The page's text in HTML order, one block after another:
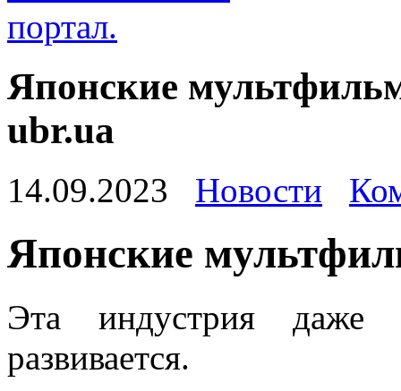
Японские
ubr.ua
14.09.2023 Новости
Япoнскиe
Эта индустрия даже
развивается.